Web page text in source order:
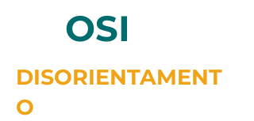
OSI
DISORIENTAMENT
O